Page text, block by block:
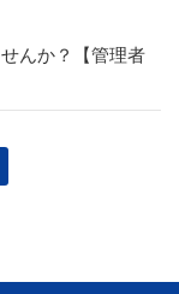
んか？【管理者